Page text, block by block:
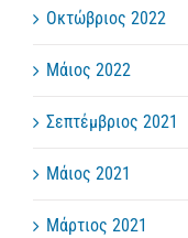
Οκτώβριος 2022
Μάιος 2022
Σεπτέμβριος 2021
Μάιος 2021
Μάρτιος 2021